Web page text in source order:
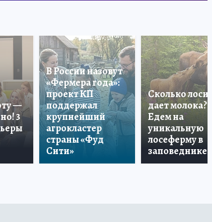
—
3
В России назовут
«Фермера года»:
проект КП
поддержал
крупнейший
агрокластер
страны «Фуд
Сити»
Сколько лосиха
дает молока?
Едем на
уникальную
лосеферму в
заповеднике!